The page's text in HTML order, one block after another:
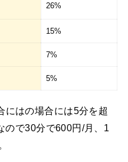
26%
15%
7%
5%
にはの場合には5分を超
ので30分で600円/月、1